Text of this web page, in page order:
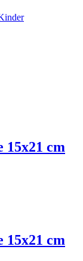
15x21 cm
15x21 cm